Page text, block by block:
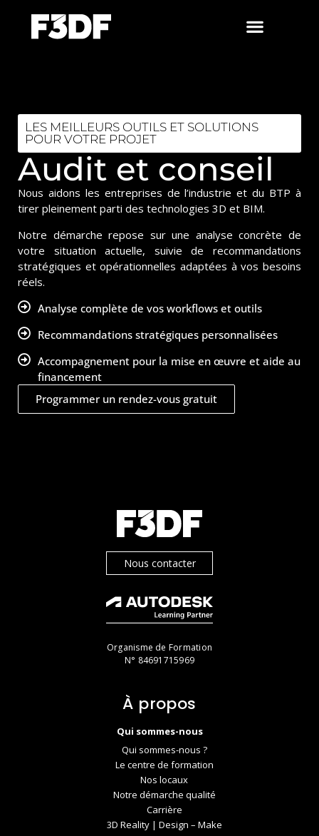
LES MEILLEURS OUTILS ET SOLUTIONS
POUR VOTRE PROJET
Audit et conseil
Nous aidons les entreprises de l’industrie et du BTP à
tirer pleinement parti des technologies 3D et BIM.
Notre démarche repose sur une analyse concrète de
votre situation actuelle, suivie de recommandations
stratégiques et opérationnelles adaptées à vos besoins
réels.
Analyse complète de vos workflows et outils
Recommandations stratégiques personnalisées
Accompagnement pour la mise en œuvre et aide au
financement
Programmer un rendez-vous gratuit
Nous contacter
Organisme de Formation
N° 84691715969
À propos
Qui sommes-nous
Qui sommes-nous ?
Le centre de formation
Nos locaux
Notre démarche qualité
Carrière
3D Reality | Design – Make